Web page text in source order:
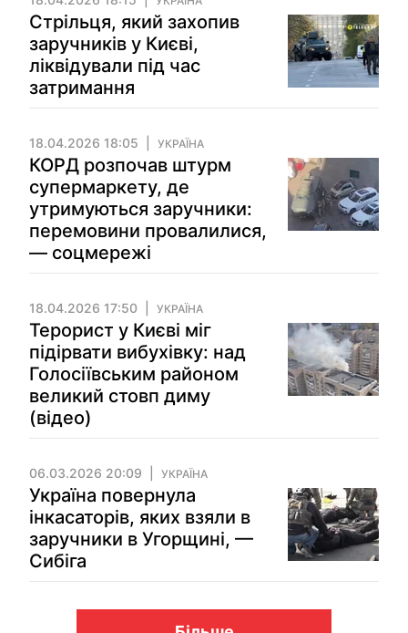
Стрільця, який захопив
заручників у Києві,
ліквідували під час
затримання
18.04.2026 18:05 УКРАЇНА
КОРД розпочав штурм
супермаркету, де
утримуються заручники:
перемовини провалилися,
— соцмережі
18.04.2026 17:50 УКРАЇНА
Терорист у Києві міг
підірвати вибухівку: над
Голосіївським районом
великий стовп диму
(відео)
06.03.2026 20:09 УКРАЇНА
Україна повернула
інкасаторів, яких взяли в
заручники в Угорщині, —
Сибіга